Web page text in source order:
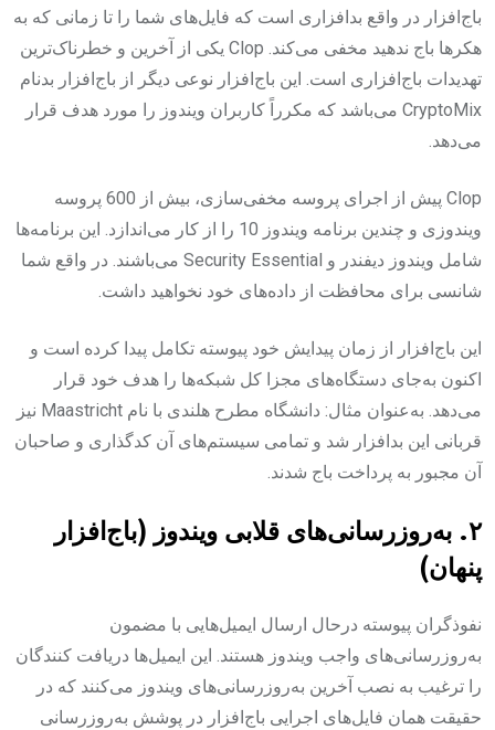
باج‌افزار در واقع بدافزاری است که فایل‌های شما را تا زمانی که به
هکرها باج ندهید مخفی می‌کند. Clop یکی از آخرین و خطرناک‌ترین
تهدیدات باج‌افزاری است. این باج‌افزار نوعی دیگر از باج‌افزار بدنام
CryptoMix می‌باشد که مکرراً کاربران ویندوز را مورد هدف قرار
می‌دهد.‌
Clop پیش از اجرای پروسه مخفی‌سازی،‌ بیش از 600 پروسه
ویندوزی و چندین برنامه ویندوز 10 را از کار می‌اندازد. این برنامه‌ها
شامل ویندوز دیفندر و Security Essential می‌باشند. در واقع شما
شانسی برای محافظت از داده‌های خود نخواهید داشت.‌
این باج‌افزار از زمان پیدایش خود پیوسته تکامل پیدا کرده است و
اکنون به‌جای دستگاه‌های مجزا کل شبکه‌ها را هدف خود قرار
می‌دهد. به‌عنوان مثال: دانشگاه مطرح هلندی با نام Maastricht نیز
قربانی این بدافزار شد و تمامی سیستم‌های آن کدگذاری و صاحبان
آن مجبور به پرداخت باج شدند.‌
۲. به‌روزرسانی‌های قلابی ویندوز (باج‌افزار
پنهان)‌
نفوذگران پیوسته درحال ارسال ایمیل‌هایی با مضمون
به‌روزرسانی‌های واجب ویندوز هستند. این ایمیل‌ها دریافت کنندگان
را ترغیب به نصب آخرین به‌روزرسانی‌های ویندوز می‌کنند که در
حقیقت همان فایل‌های اجرایی باج‌افزار در پوشش به‌روزرسانی